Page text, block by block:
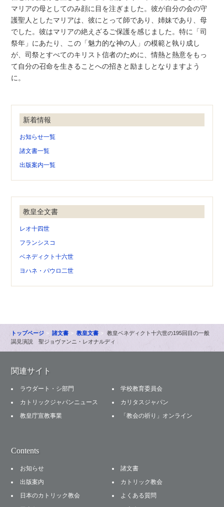
マリアの母としてのみ顔に目を注ぎました。彼が自分の会の守
護聖人としたマリアは、彼にとって師であり、姉妹であり、母
でした。彼はマリアの絶えざるご保護を感じました。特に「司
祭年」にあたり、この「魅力的な神の人」の模範と執り成し
が、司祭とすべてのキリスト信者のために、情熱と熱意をもっ
て自分の召命を生きることへの招きと励ましとなりますよう
に。
新着情報
お知らせ一覧
諸文書一覧
出版案内一覧
教皇全文書
レオ十四世
フランシスコ
ベネディクト十六世
ヨハネ・パウロ二世
トップページ 諸文書 教皇文書
教皇ベネディクト十六世の195回目の一般
謁見演説 聖ジョヴァンニ・レオナルディ
関連サイト
ラウダート・シ部門
学校教育委員会
カトリックジャパンニュース
カリタスジャパン
教皇庁宣教事業
「教会の祈り」オンライン
Contents
お知らせ
諸文書
出版案内
カトリック教会
日本のカトリック教会
よくある質問